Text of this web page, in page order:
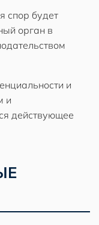
спор будет
орган в
и
и
действующее